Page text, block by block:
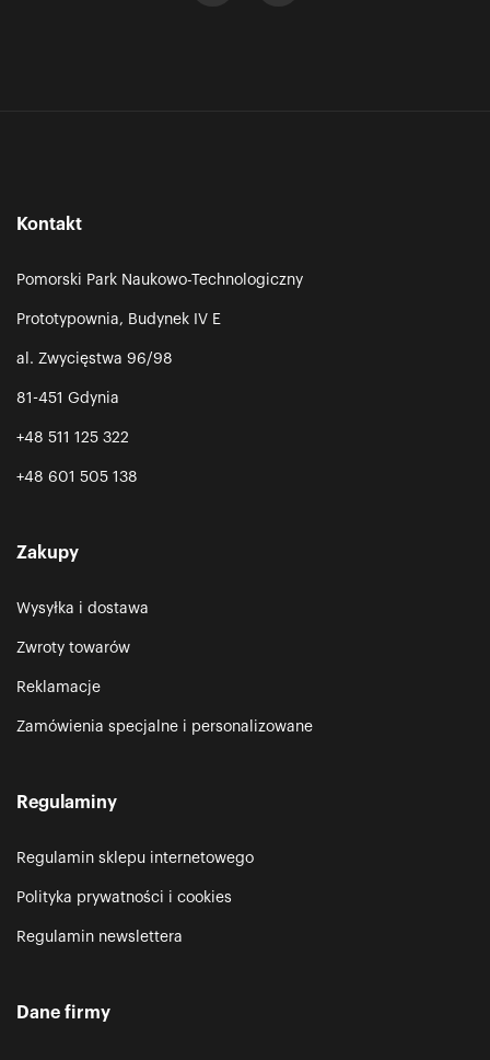
Kontakt
Pomorski Park Naukowo-Technologiczny
Prototypownia, Budynek IV E
al. Zwycięstwa 96/98
81-451 Gdynia
+48 511 125 322
+48 601 505 138
Zakupy
Wysyłka i dostawa
Zwroty towarów
Reklamacje
Zamówienia specjalne i personalizowane
Regulaminy
Regulamin sklepu internetowego
Polityka prywatności i cookies
Regulamin newslettera
Dane firmy